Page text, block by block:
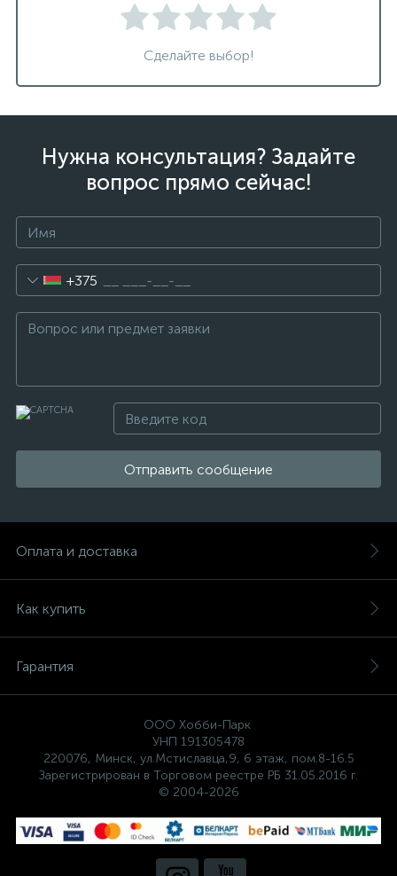
Сделайте выбор!
Нужна консультация? Задайте
вопрос прямо сейчас!
+375
Отправить сообщение
Оплата и доставка
Как купить
Гарантия
ООО Хобби-Парк
УНП 191305478
220076, Минск, ул.Мстиславца,9, 6 этаж, пом.8-16.5
Зарегистрирован в Торговом реестре РБ 31.05.2016 г.
© 2004-2026